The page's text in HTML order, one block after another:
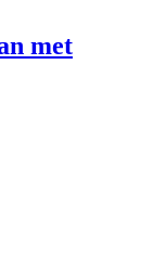
met